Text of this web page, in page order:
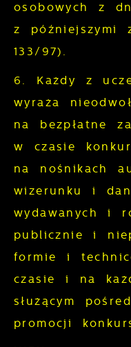
osobowych z
z późniejszymi
133/97).
6. Każdy z
wyraża
na bezpłatne
w czasie
na nośnikach
wizerunku i
wydawanych i
publicznie i
formie i
czasie i na
służącym
promocji